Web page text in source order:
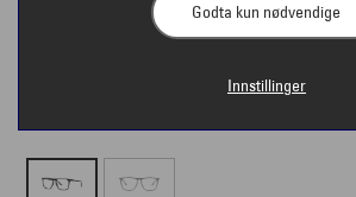
Godta kun nødvendige
Innstillinger